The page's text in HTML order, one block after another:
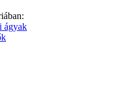
ágyak